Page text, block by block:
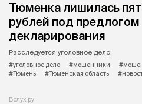
Тюменка лишилась
рублей под предлогом
декларирования
Расследуется уголовное дело.
#уголовное дело
#мошенники
#Тюмень
#Тюменская область
Вслух.ру